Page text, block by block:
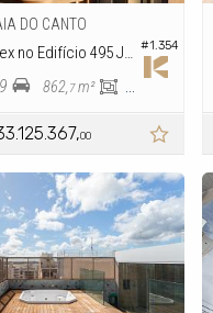
#1.354
DO CANTO
Cobertura Duplex no Edifício 495 Joaquim Lírio
9 862,7m² 554,
00